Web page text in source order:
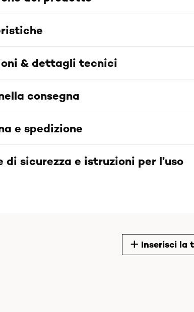
& dettagli tecnici
consegna
e spedizione
di sicurezza e istruzioni per l’uso
Inserisci la